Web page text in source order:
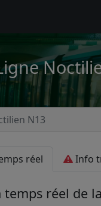
N13
réel Info
temps réel de